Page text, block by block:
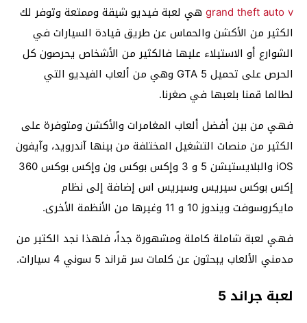
grand theft auto v هي لعبة فيديو شيقة وممتعة وتوفر لك
الكثير من الأكشن والحماس عن طريق قيادة السيارات في
الشوارع أو الاستيلاء عليها فالكثير من الأشخاص يحرصون كل
الحرص على تحميل GTA 5 وهي من ألعاب الفيديو التي
لطالما قمنا بلعبها في صغرنا.
فهي من بين أفضل ألعاب المغامرات والأكشن ومتوفرة على
الكثير من منصات التشغيل المختلفة من بينها آندرويد، وآيفون
iOS والبلايستيشن 5 و 3 وإكس بوكس ون وإكس بوكس 360
إكس بوكس سيريس وسيريس اس إضافة إلى نظام
مايكروسوفت ويندوز 10 و 11 وغيرها من الأنظمة الأخرى.
فهي لعبة شاملة كاملة ومشهورة جداً، فلهذا نجد الكثير من
مدمني الألعاب يبحثون عن كلمات سر قراند 5 سوني 4 سيارات.
لعبة جراند 5